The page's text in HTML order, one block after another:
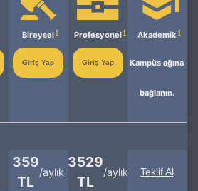
Bireysel
Giriş Yap
Profesyonel
Giriş Yap
Akademik
Kampüs ağına
bağlanın.
359
TL
/aylık
3529
TL
/aylık Teklif Al